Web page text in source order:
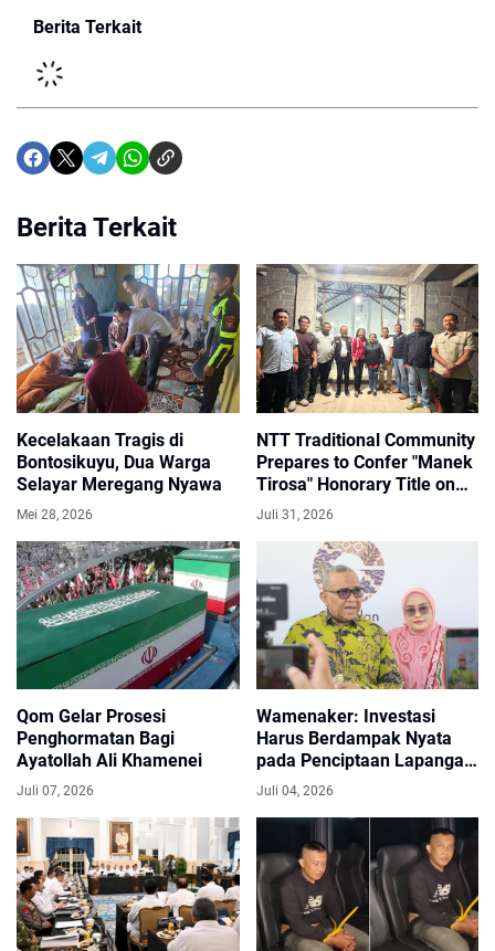
Berita Terkait
Berita Terkait
Kecelakaan Tragis di
Bontosikuyu, Dua Warga
Selayar Meregang Nyawa
Mei 28, 2026
NTT Traditional Community
Prepares to Confer "Manek
Tirosa" Honorary Title on
Jokowi
Juli 31, 2026
Qom Gelar Prosesi
Penghormatan Bagi
Ayatollah Ali Khamenei
Juli 07, 2026
Wamenaker: Investasi
Harus Berdampak Nyata
pada Penciptaan Lapangan
Kerja Berkualitas
Juli 04, 2026